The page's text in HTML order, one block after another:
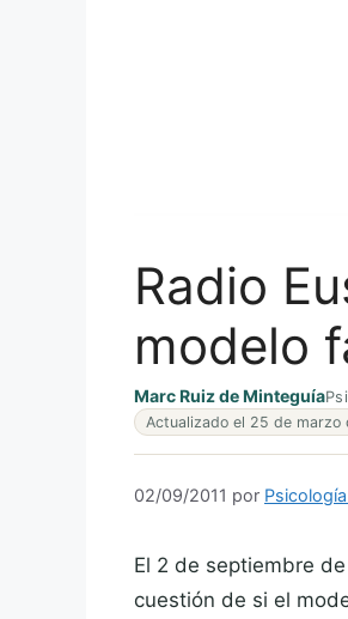
Radio
modelo
Marc Ruiz de Minteguía
Actualizado el 25 de marzo
02/09/2011 por
El 2 de septiembre
cuestión de si el